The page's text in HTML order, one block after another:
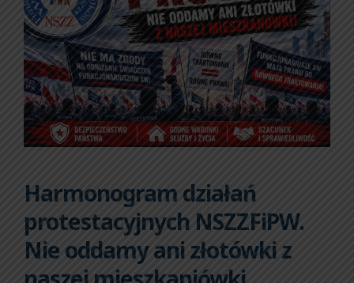
Harmonogram działań
protestacyjnych NSZZFiPW.
Nie oddamy ani złotówki z